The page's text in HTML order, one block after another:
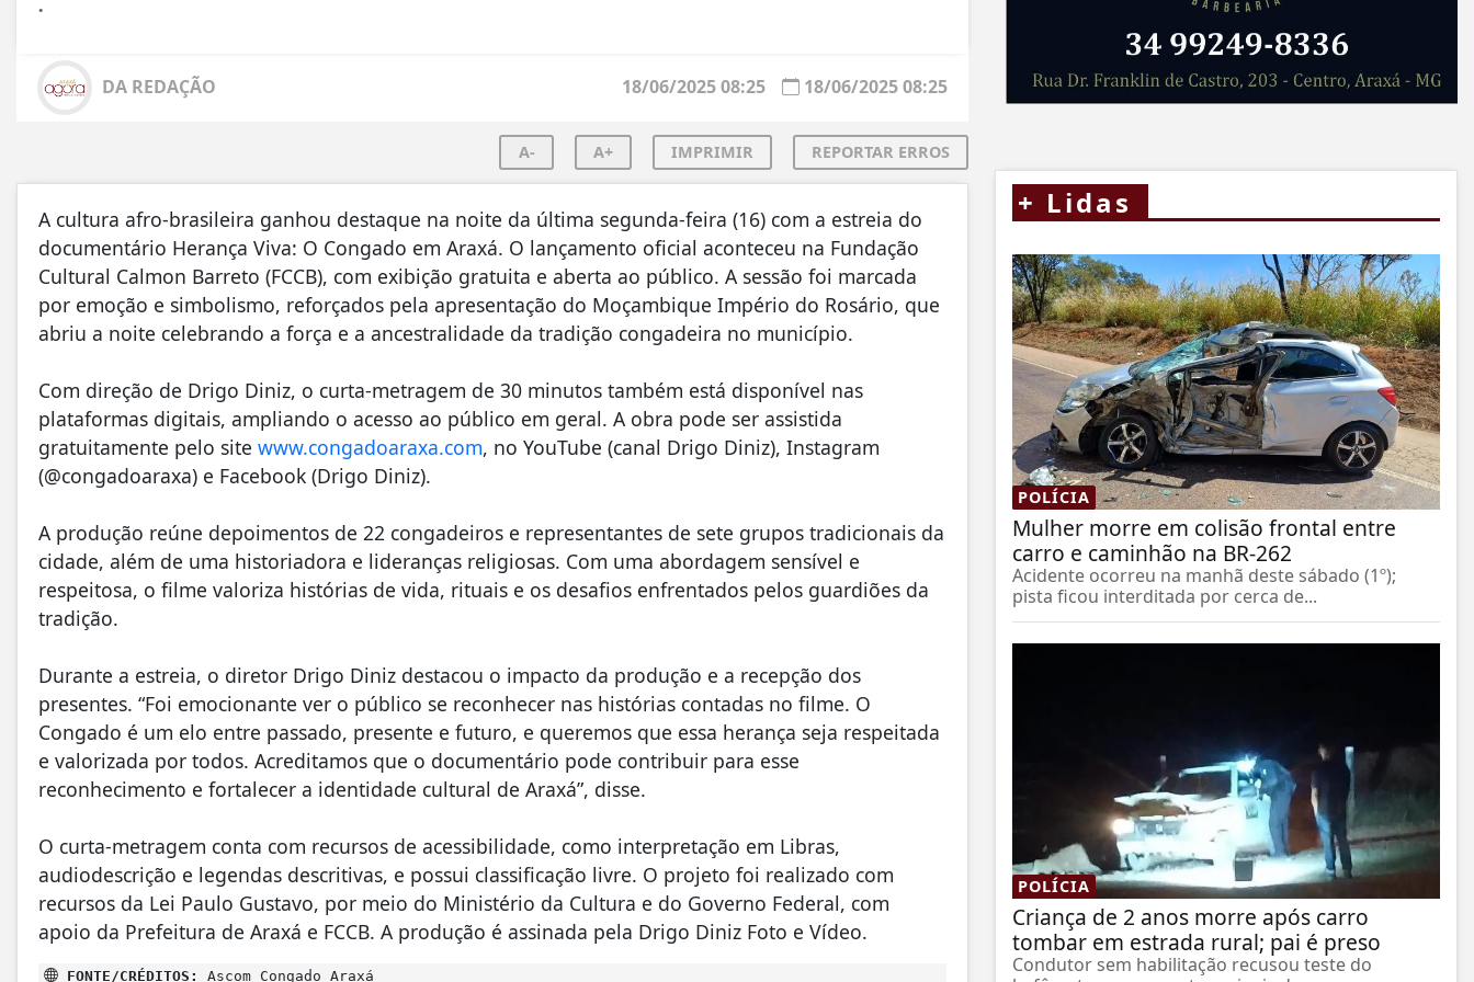
DA REDAÇÃO 18/06/2025 08:25
18/06/2025 08:25
A- A+ IMPRIMIR REPORTAR ERROS
A cultura afro-brasileira ganhou destaque na noite da última segunda-feira (16) com a estreia do
documentário Herança Viva: O Congado em Araxá. O lançamento oficial aconteceu na Fundação
Cultural Calmon Barreto (FCCB), com exibição gratuita e aberta ao público. A sessão foi marcada
por emoção e simbolismo, reforçados pela apresentação do Moçambique Império do Rosário, que
abriu a noite celebrando a força e a ancestralidade da tradição congadeira no município.
Com direção de Drigo Diniz, o curta-metragem de 30 minutos também está disponível nas
plataformas digitais, ampliando o acesso ao público em geral. A obra pode ser assistida
gratuitamente pelo site www.congadoaraxa.com, no YouTube (canal Drigo Diniz), Instagram
(@congadoaraxa) e Facebook (Drigo Diniz).
A produção reúne depoimentos de 22 congadeiros e representantes de sete grupos tradicionais da
cidade, além de uma historiadora e lideranças religiosas. Com uma abordagem sensível e
respeitosa, o filme valoriza histórias de vida, rituais e os desafios enfrentados pelos guardiões da
tradição.
Durante a estreia, o diretor Drigo Diniz destacou o impacto da produção e a recepção dos
presentes. “Foi emocionante ver o público se reconhecer nas histórias contadas no filme. O
Congado é um elo entre passado, presente e futuro, e queremos que essa herança seja respeitada
e valorizada por todos. Acreditamos que o documentário pode contribuir para esse
reconhecimento e fortalecer a identidade cultural de Araxá”, disse.
O curta-metragem conta com recursos de acessibilidade, como interpretação em Libras,
audiodescrição e legendas descritivas, e possui classificação livre. O projeto foi realizado com
recursos da Lei Paulo Gustavo, por meio do Ministério da Cultura e do Governo Federal, com
apoio da Prefeitura de Araxá e FCCB. A produção é assinada pela Drigo Diniz Foto e Vídeo.
FONTE/CRÉDITOS: Ascom Congado Araxá
+ Lidas
POLÍCIA
Mulher morre em colisão frontal entre
carro e caminhão na BR-262
Acidente ocorreu na manhã deste sábado (1º);
pista ficou interditada por cerca de...
POLÍCIA
Criança de 2 anos morre após carro
tombar em estrada rural; pai é preso
Condutor sem habilitação recusou teste do